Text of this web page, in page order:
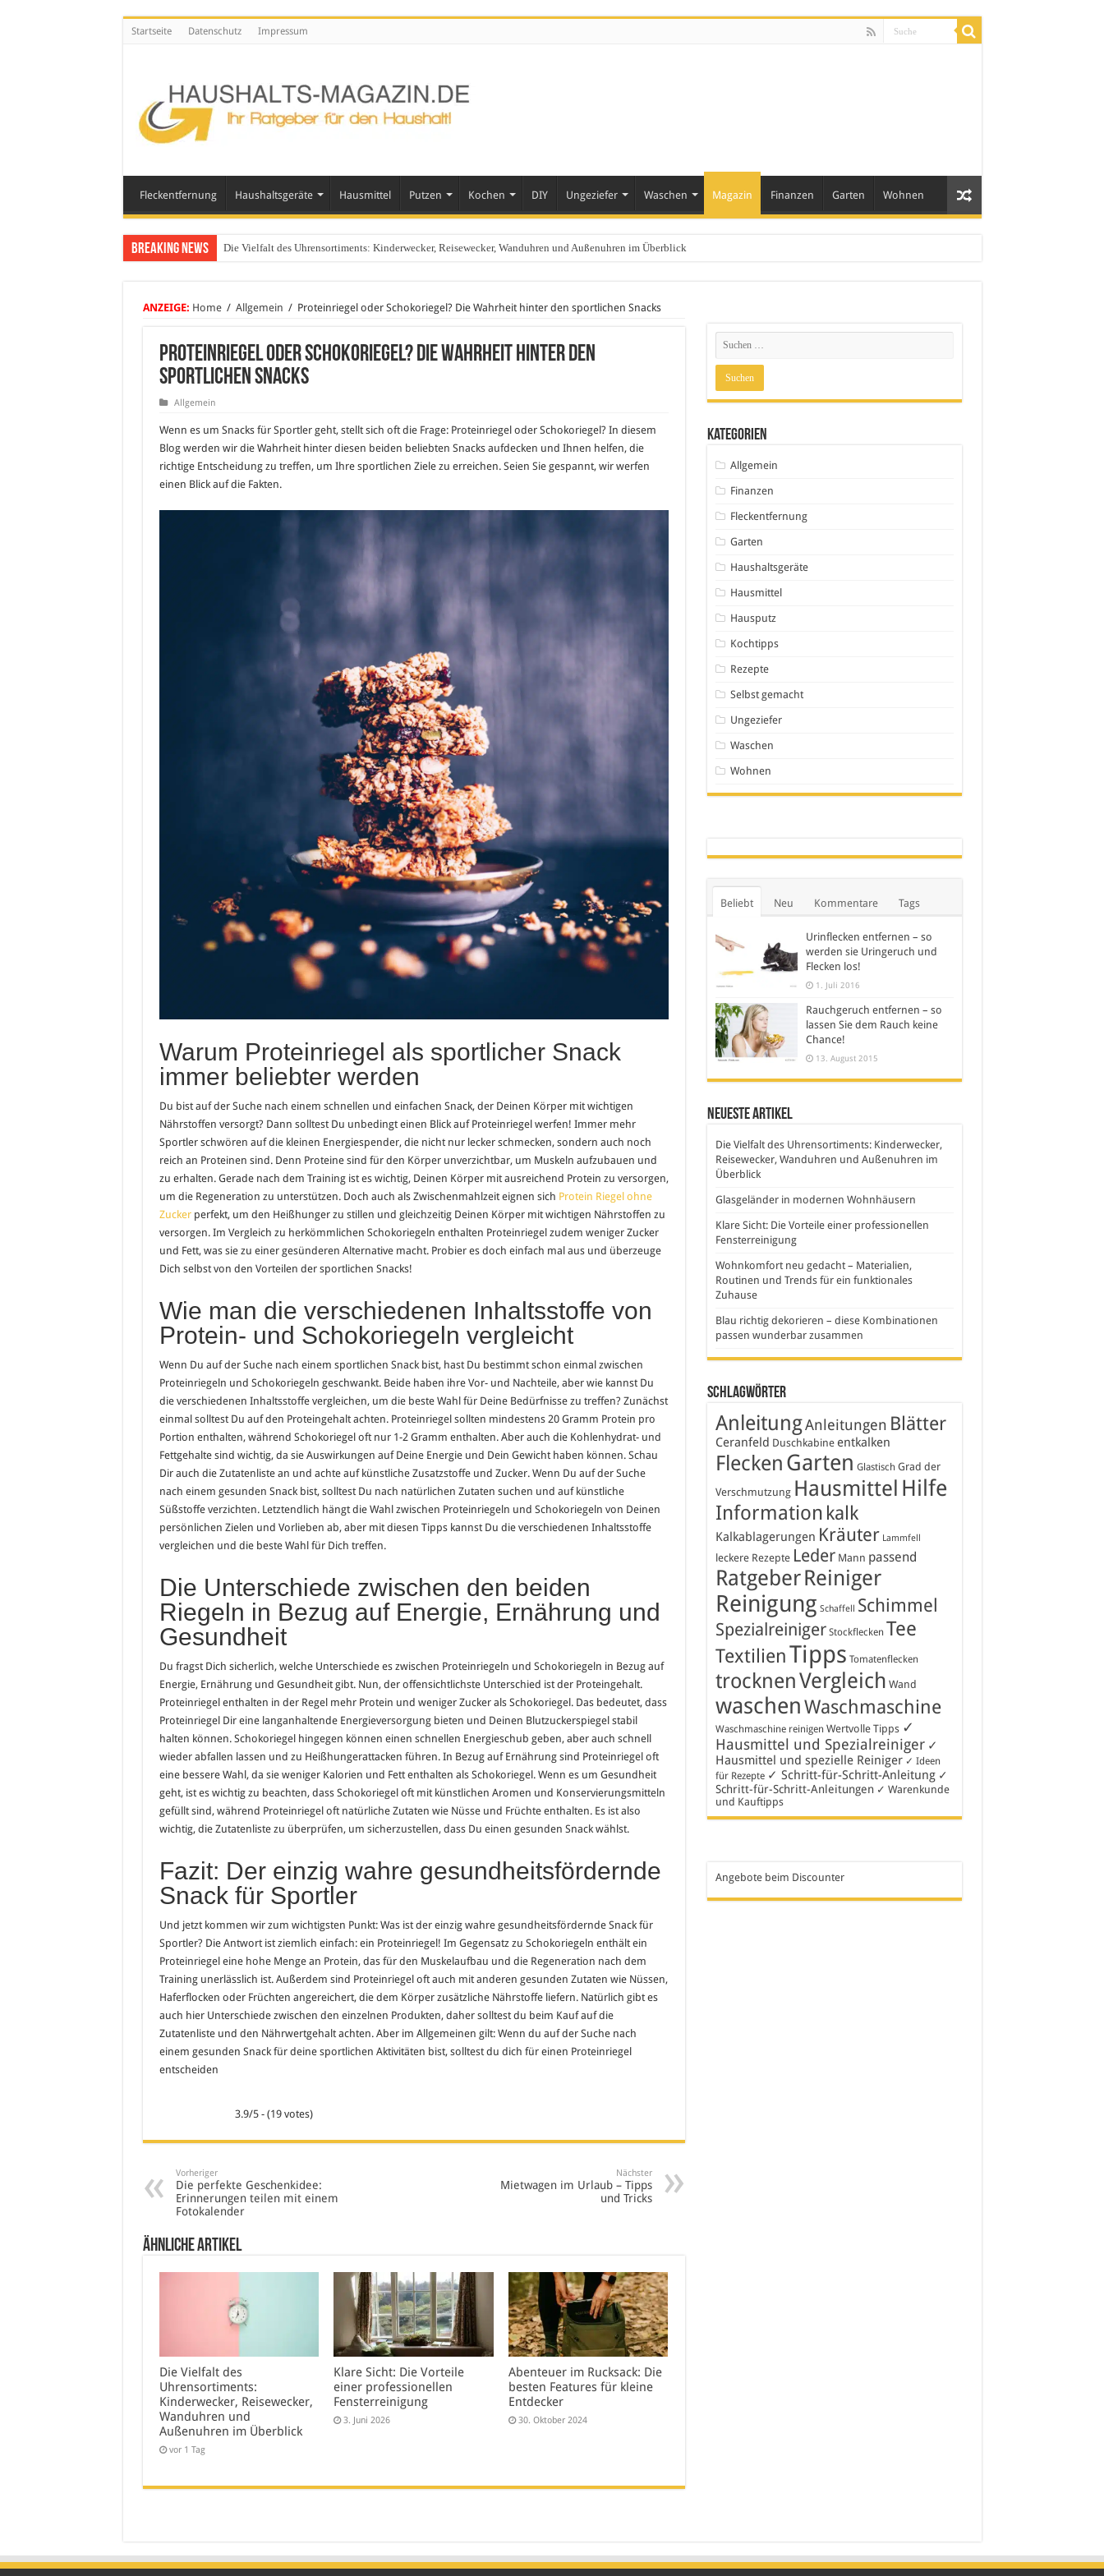
Startseite Datenschutz Impressum
Fleckentfernung Haushaltsgeräte Hausmittel Putzen Kochen DIY Ungeziefer Waschen Magazin Finanzen Garten Wohnen
Breaking News Die Vielfalt des Uhrensortiments: Kinderwecker, Reisewecker, Wanduhren und Außenuhren im Überblick
ANZEIGE: Home / Allgemein / Proteinriegel oder Schokoriegel? Die Wahrheit hinter den sportlichen Snacks
Proteinriegel oder Schokoriegel? Die Wahrheit hinter den
sportlichen Snacks
Allgemein
Wenn es um Snacks für Sportler geht, stellt sich oft die Frage: Proteinriegel oder Schokoriegel? In diesem
Blog werden wir die Wahrheit hinter diesen beiden beliebten Snacks aufdecken und Ihnen helfen, die
richtige Entscheidung zu treffen, um Ihre sportlichen Ziele zu erreichen. Seien Sie gespannt, wir werfen
einen Blick auf die Fakten.
Warum Proteinriegel als sportlicher Snack
immer beliebter werden
Du bist auf der Suche nach einem schnellen und einfachen Snack, der Deinen Körper mit wichtigen
Nährstoffen versorgt? Dann solltest Du unbedingt einen Blick auf Proteinriegel werfen! Immer mehr
Sportler schwören auf die kleinen Energiespender, die nicht nur lecker schmecken, sondern auch noch
reich an Proteinen sind. Denn Proteine sind für den Körper unverzichtbar, um Muskeln aufzubauen und
zu erhalten. Gerade nach dem Training ist es wichtig, Deinen Körper mit ausreichend Protein zu versorgen,
um die Regeneration zu unterstützen. Doch auch als Zwischenmahlzeit eignen sich Protein Riegel ohne
Zuckerperfekt, um den Heißhunger zu stillen und gleichzeitig Deinen Körper mit wichtigen Nährstoffen zu
versorgen. Im Vergleich zu herkömmlichen Schokoriegeln enthalten Proteinriegel zudem weniger Zucker
und Fett, was sie zu einer gesünderen Alternative macht. Probier es doch einfach mal aus und überzeuge
Dich selbst von den Vorteilen der sportlichen Snacks!
Wie man die verschiedenen Inhaltsstoffe von
Protein- und Schokoriegeln vergleicht
Wenn Du auf der Suche nach einem sportlichen Snack bist, hast Du bestimmt schon einmal zwischen
Proteinriegeln und Schokoriegeln geschwankt. Beide haben ihre Vor- und Nachteile, aber wie kannst Du
die verschiedenen Inhaltsstoffe vergleichen, um die beste Wahl für Deine Bedürfnisse zu treffen? Zunächst
einmal solltest Du auf den Proteingehalt achten. Proteinriegel sollten mindestens 20 Gramm Protein pro
Portion enthalten, während Schokoriegel oft nur 1-2 Gramm enthalten. Aber auch die Kohlenhydrat- und
Fettgehalte sind wichtig, da sie Auswirkungen auf Deine Energie und Dein Gewicht haben können. Schau
Dir auch die Zutatenliste an und achte auf künstliche Zusatzstoffe und Zucker. Wenn Du auf der Suche
nach einem gesunden Snack bist, solltest Du nach natürlichen Zutaten suchen und auf künstliche
Süßstoffe verzichten. Letztendlich hängt die Wahl zwischen Proteinriegeln und Schokoriegeln von Deinen
persönlichen Zielen und Vorlieben ab, aber mit diesen Tipps kannst Du die verschiedenen Inhaltsstoffe
vergleichen und die beste Wahl für Dich treffen.
Die Unterschiede zwischen den beiden
Riegeln in Bezug auf Energie, Ernährung und
Gesundheit
Du fragst Dich sicherlich, welche Unterschiede es zwischen Proteinriegeln und Schokoriegeln in Bezug auf
Energie, Ernährung und Gesundheit gibt. Nun, der offensichtlichste Unterschied ist der Proteingehalt.
Proteinriegel enthalten in der Regel mehr Protein und weniger Zucker als Schokoriegel. Das bedeutet, dass
Proteinriegel Dir eine langanhaltende Energieversorgung bieten und Deinen Blutzuckerspiegel stabil
halten können. Schokoriegel hingegen können einen schnellen Energieschub geben, aber auch schnell
wieder abfallen lassen und zu Heißhungerattacken führen. In Bezug auf Ernährung sind Proteinriegel oft
eine bessere Wahl, da sie weniger Kalorien und Fett enthalten als Schokoriegel. Wenn es um Gesundheit
geht, ist es wichtig zu beachten, dass Schokoriegel oft mit künstlichen Aromen und Konservierungsmitteln
gefüllt sind, während Proteinriegel oft natürliche Zutaten wie Nüsse und Früchte enthalten. Es ist also
wichtig, die Zutatenliste zu überprüfen, um sicherzustellen, dass Du einen gesunden Snack wählst.
Fazit: Der einzig wahre gesundheitsfördernde
Snack für Sportler
Und jetzt kommen wir zum wichtigsten Punkt: Was ist der einzig wahre gesundheitsfördernde Snack für
Sportler? Die Antwort ist ziemlich einfach: ein Proteinriegel! Im Gegensatz zu Schokoriegeln enthält ein
Proteinriegel eine hohe Menge an Protein, das für den Muskelaufbau und die Regeneration nach dem
Training unerlässlich ist. Außerdem sind Proteinriegel oft auch mit anderen gesunden Zutaten wie Nüssen,
Haferflocken oder Früchten angereichert, die dem Körper zusätzliche Nährstoffe liefern. Natürlich gibt es
auch hier Unterschiede zwischen den einzelnen Produkten, daher solltest du beim Kauf auf die
Zutatenliste und den Nährwertgehalt achten. Aber im Allgemeinen gilt: Wenn du auf der Suche nach
einem gesunden Snack für deine sportlichen Aktivitäten bist, solltest du dich für einen Proteinriegel
entscheiden
3.9/5 - (19 votes)
Vorheriger
Die perfekte Geschenkidee:
Erinnerungen teilen mit einem
Fotokalender
Nächster
Mietwagen im Urlaub – Tipps
und Tricks
Ähnliche Artikel
Die Vielfalt des
Uhrensortiments:
Kinderwecker, Reisewecker,
Wanduhren und
Außenuhren im Überblick
vor 1 Tag
Klare Sicht: Die Vorteile
einer professionellen
Fensterreinigung
3. Juni 2026
Abenteuer im Rucksack: Die
besten Features für kleine
Entdecker
30. Oktober 2024
Kategorien
Allgemein
Finanzen
Fleckentfernung
Garten
Haushaltsgeräte
Hausmittel
Hausputz
Kochtipps
Rezepte
Selbst gemacht
Ungeziefer
Waschen
Wohnen
Beliebt Neu Kommentare Tags
Urinflecken entfernen – so
werden sie Uringeruch und
Flecken los!
1. Juli 2016
Rauchgeruch entfernen – so
lassen Sie dem Rauch keine
Chance!
13. August 2015
Neueste Artikel
Die Vielfalt des Uhrensortiments: Kinderwecker,
Reisewecker, Wanduhren und Außenuhren im
Überblick
Glasgeländer in modernen Wohnhäusern
Klare Sicht: Die Vorteile einer professionellen
Fensterreinigung
Wohnkomfort neu gedacht – Materialien,
Routinen und Trends für ein funktionales
Zuhause
Blau richtig dekorieren – diese Kombinationen
passen wunderbar zusammen
Schlagwörter
AnleitungAnleitungen Blätter
Ceranfeld Duschkabine entkalken
Flecken Garten Glastisch Grad der
Verschmutzung Hausmittel Hilfe
Information kalk
Kalkablagerungen Kräuter Lammfell
leckere Rezepte Leder Mann passend
RatgeberReiniger
Reinigung Schaffell Schimmel
Spezialreiniger Stockflecken Tee
TextilienTipps Tomatenflecken
trocknenVergleich Wand
waschenWaschmaschine
Waschmaschine reinigen Wertvolle Tipps ✓
Hausmittel und Spezialreiniger ✓
Hausmittel und spezielle Reiniger ✓ Ideen
für Rezepte ✓ Schritt-für-Schritt-Anleitung ✓
Schritt-für-Schritt-Anleitungen ✓ Warenkunde
und Kauftipps
Angebote beim Discounter